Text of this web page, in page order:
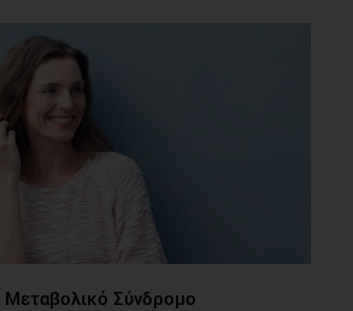
Μεταβολικό Σύνδρομο